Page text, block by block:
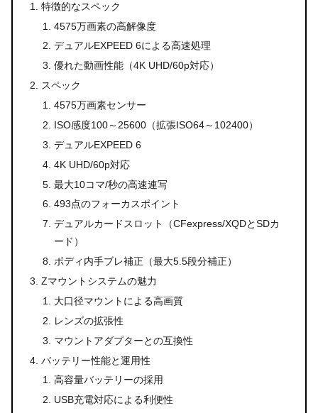
特徴的なスペック
4575万画素の高解像度
デュアルEXPEED 6による高速処理
優れた動画性能（4K UHD/60p対応）
スペック
4575万画素センサー
ISO感度100～25600（拡張ISO64～102400）
デュアルEXPEED 6
4K UHD/60p対応
最大10コマ/秒の高速連写
493点のフォーカスポイント
デュアルカードスロット（CFexpress/XQDとSDカ
ード）
ボディ内手ブレ補正（最大5.5段分補正）
Zマウントシステムの魅力
大口径マウントによる高画質
レンズの拡張性
マウントアダプターとの互換性
バッテリー性能と運用性
高容量バッテリーの採用
USB充電対応による利便性